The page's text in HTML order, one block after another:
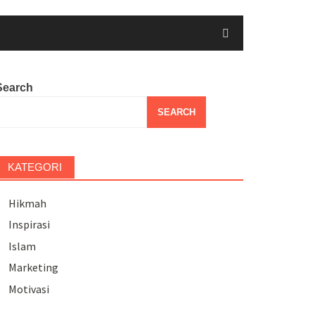
SEARCH
KATEGORI
Hikmah
Inspirasi
Islam
Marketing
Motivasi